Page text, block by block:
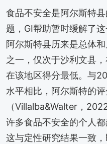
食品不安全是阿尔斯特
题，GI帮助暂时缓解了
阿尔斯特县历来是总体
之一，仅次于沙利文县
在该地区得分最低。与
水平相比，阿尔斯特的
（Villalba&Walter，
许多食品不安全的个人
这与定性研究结果一致